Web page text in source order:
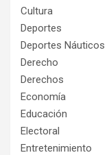
Cultura
Deportes
Deportes Náuticos
Derecho
Derechos
Economía
Educación
Electoral
Entretenimiento